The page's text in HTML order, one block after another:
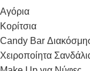
Αγόρια
Κορίτσια
Candy Bar
Χειροποίητα